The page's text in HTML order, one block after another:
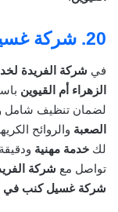
20. شركة
في شركة الفريدة
الزهراء أم القيوين
لضمان تنظيف شامل
الصعبة والروائح
لك خدمة مهنية
تواصل مع شركة
شركة غسيل كنب في